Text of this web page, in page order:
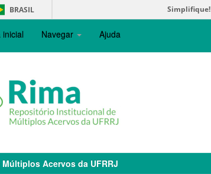
BRASIL Simplifique!
Navegar Ajuda
Acervos da UFRRJ